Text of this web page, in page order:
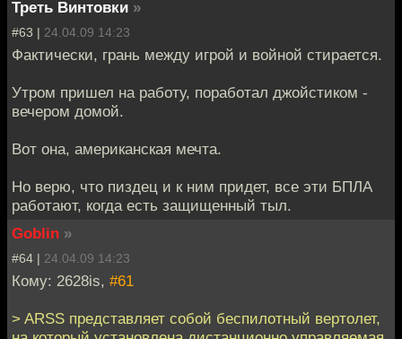
Треть Винтовки »
#63 | 24.04.09 14:23
Фактически, грань между игрой и войной стирается.
Утром пришел на работу, поработал джойстиком -
вечером домой.
Вот она, американская мечта.
Но верю, что пиздец и к ним придет, все эти БПЛА
работают, когда есть защищенный тыл.
Goblin »
#64 | 24.04.09 14:23
Кому: 2628is, #61
> ARSS представляет собой беспилотный вертолет,